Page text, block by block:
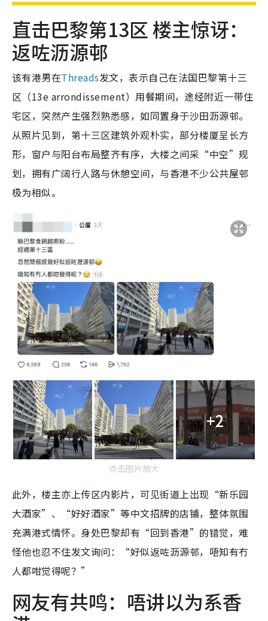
直击巴黎第13区 楼主惊讶：
返咗沥源邨
该有港男在Threads发文，表示自己在法国巴黎第十三
区（13e arrondissement）用餐期间，途经附近一带住
宅区，突然产生强烈熟悉感，如同置身于沙田沥源邨。
从照片见到，第十三区建筑外观朴实，部分楼厦呈长方
形，窗户与阳台布局整齐有序，大楼之间采“中空”规
划，拥有广阔行人路与休憩空间，与香港不少公共屋邨
极为相似。
+2
点击图片放大
此外，楼主亦上传区内影片，可见街道上出现“新乐园
大酒家”、“好好酒家”等中文招牌的店铺，整体氛围
充满港式情怀。身处巴黎却有“回到香港”的错觉，难
怪他也忍不住发文询问：“好似返咗沥源邨，唔知有冇
人都咁觉得呢？”
网友有共鸣：唔讲以为系香